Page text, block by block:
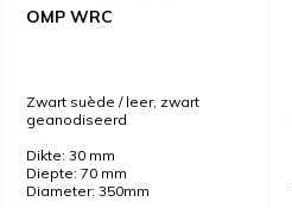
OMP WRC
Zwart suède / leer, zwart
geanodiseerd
Dikte: 30 mm
Diepte: 70 mm
Diameter: 350mm